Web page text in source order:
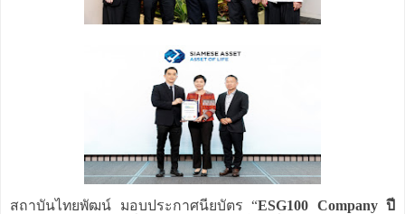
สถาบันไทยพัฒน์ มอบประกาศนียบัตร “ESG100 Company ปี